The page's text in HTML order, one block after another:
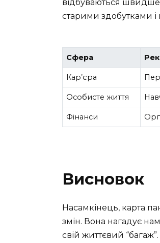
відбуваються
старими здобутками
Сфера
Кар’єра
Особисте життя
Фінанси
Висновок
Насамкінець, карта
змін. Вона нагадує
свій життєвий